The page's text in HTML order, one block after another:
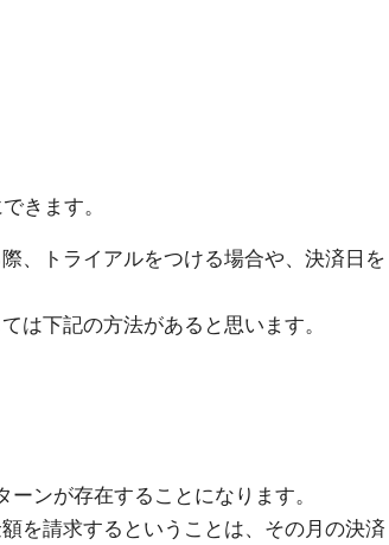
きます。
、トライアルをつける場合や、決済日を
は下記の方法があると思います。
ンが存在することになります。
を請求するということは、その月の決済